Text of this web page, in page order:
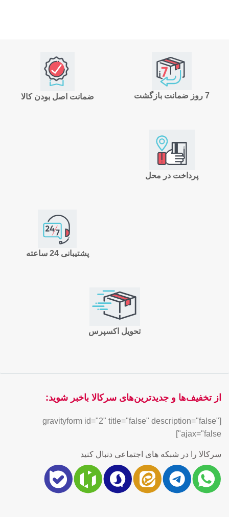
ضمانت اصل بودن کالا 7 روز ضمانت بازگشت
پرداخت در محل
پشتیبانی 24 ساعته
تحویل اکسپرس
از تخفیف‌ها و جدیدترین‌های سرکالا باخبر شوید:
[gravityform id="2" title="false" description="false"
ajax="false"]
سرکالا را در شبکه های اجتماعی دنبال کنید